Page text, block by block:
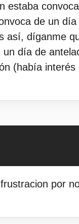
estaba
de un
así, díganme
día de
(había
por